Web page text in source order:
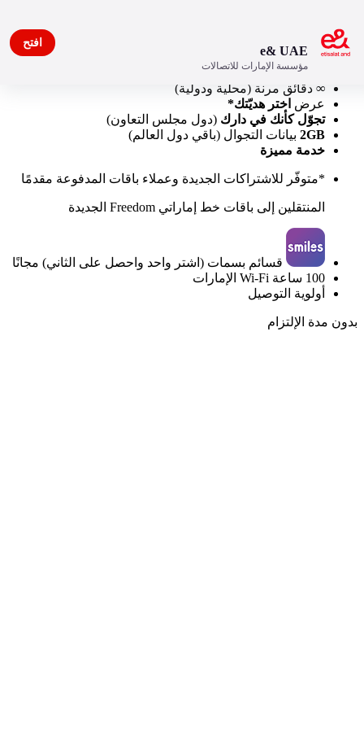
80GBبيانات محلية
∞ دقائق مرنة (محلية ودولية)
عرض اختر هديّتك*
تجوّل كأنك في دارك (دول مجلس التعاون)
2GB بيانات التجوال (باقي دول العالم)
خدمة مميزة
*متوفّر للاشتراكات الجديدة وعملاء باقات المدفوعة مقدمًا
المنتقلين إلى باقات خط إماراتي Freedom الجديدة
قسائم بسمات (اشتر واحد واحصل على الثاني) مجانًا
100 ساعة Wi-Fi الإمارات
أولوية التوصيل
بدون مدة الإلتزام
e& UAE
مؤسسة الإمارات للاتصالات
افتح